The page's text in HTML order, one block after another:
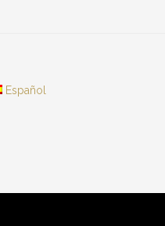
Español